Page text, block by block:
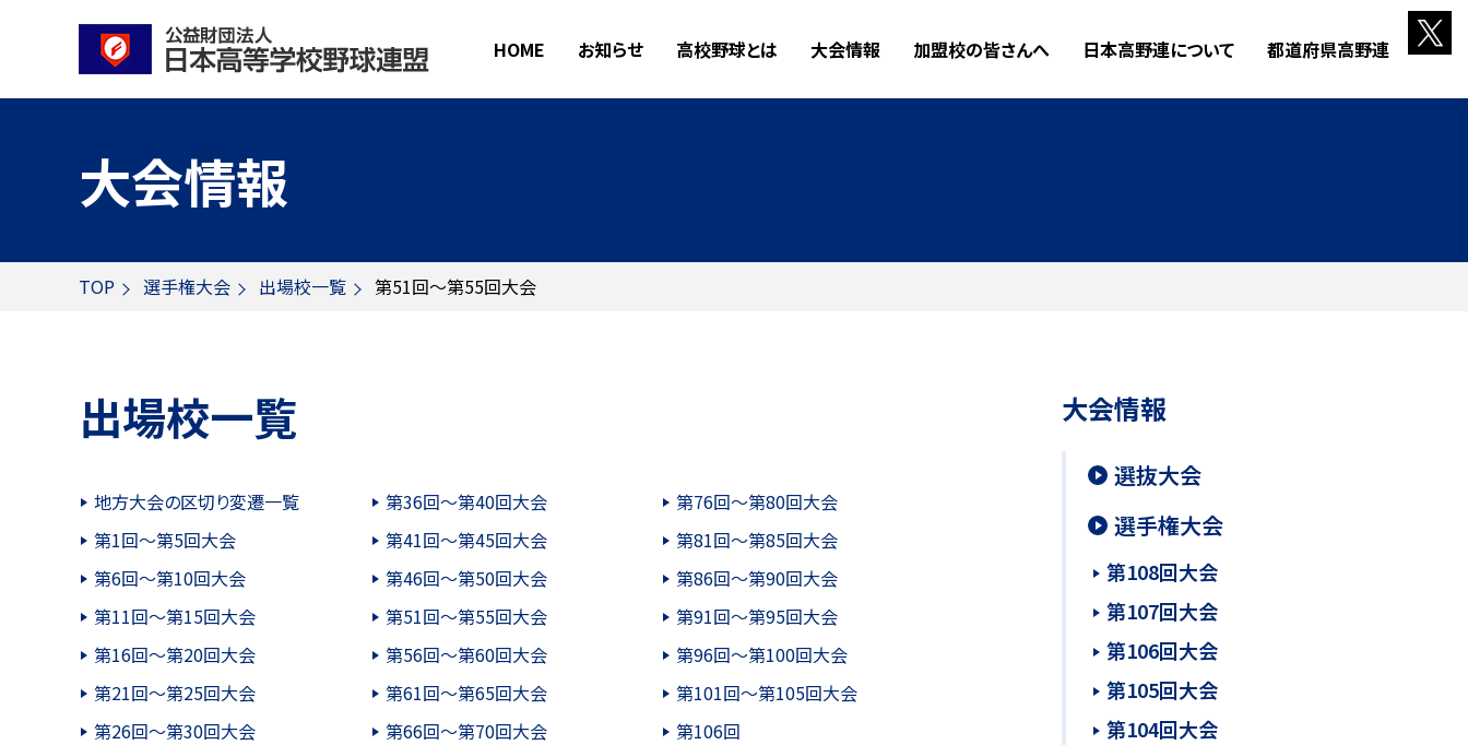
HOME お知らせ 高校野球とは 大会情報 加盟校の皆さんへ 日本高野連について 都道府県高野連
大会情報
TOP 選手権大会 出場校一覧 第51回～第55回大会
出場校一覧
地方大会の区切り変遷一覧
第1回～第5回大会
第6回～第10回大会
第11回～第15回大会
第16回～第20回大会
第21回～第25回大会
第26回～第30回大会
第36回～第40回大会
第41回～第45回大会
第46回～第50回大会
第51回～第55回大会
第56回～第60回大会
第61回～第65回大会
第66回～第70回大会
第76回～第80回大会
第81回～第85回大会
第86回～第90回大会
第91回～第95回大会
第96回～第100回大会
第101回～第105回大会
第106回
大会情報
選抜大会
選手権大会
第108回大会
第107回大会
第106回大会
第105回大会
第104回大会